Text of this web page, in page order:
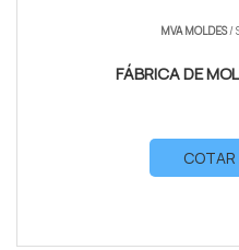
MVA MOLDES/
FÁBRICA DE
COTAR